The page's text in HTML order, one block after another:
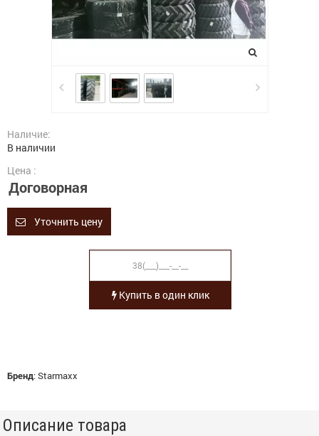
Наличие:
В наличии
Цена :
Договорная
Уточнить цену
Купить в один клик
Бренд:Starmaxx
Описание товара